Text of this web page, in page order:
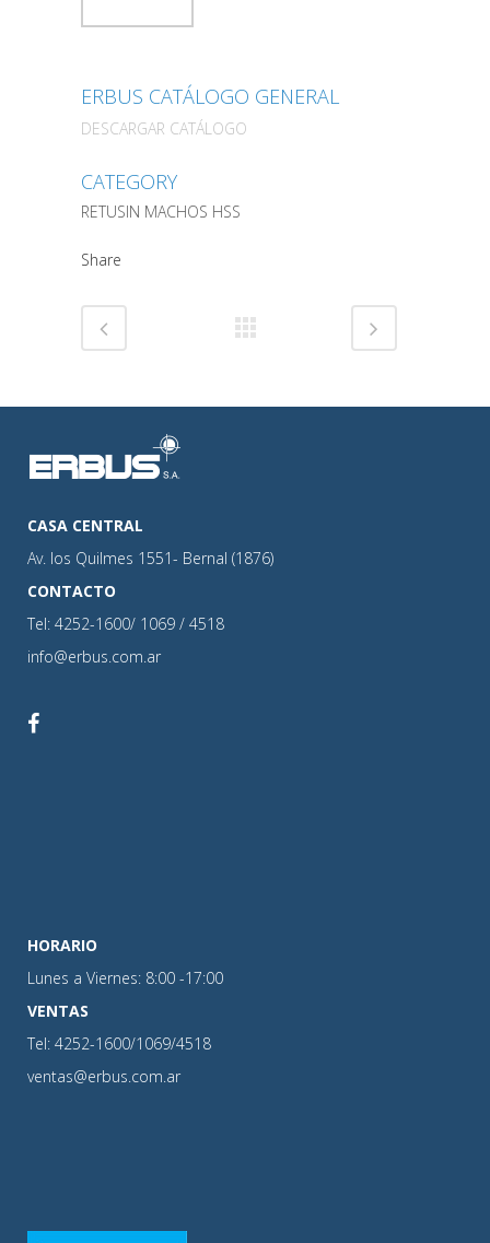
ERBUS CATÁLOGO GENERAL
DESCARGAR CATÁLOGO
CATEGORY
RETUSIN MACHOS HSS
Share
CASA CENTRAL
Av. los Quilmes 1551- Bernal (1876)
CONTACTO
Tel: 4252-1600/ 1069 / 4518
info@erbus.com.ar
HORARIO
Lunes a Viernes: 8:00 -17:00
VENTAS
Tel: 4252-1600/1069/4518
ventas@erbus.com.ar